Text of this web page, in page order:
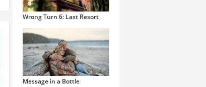
Wrong Turn 6: Last Resort
Message in a Bottle